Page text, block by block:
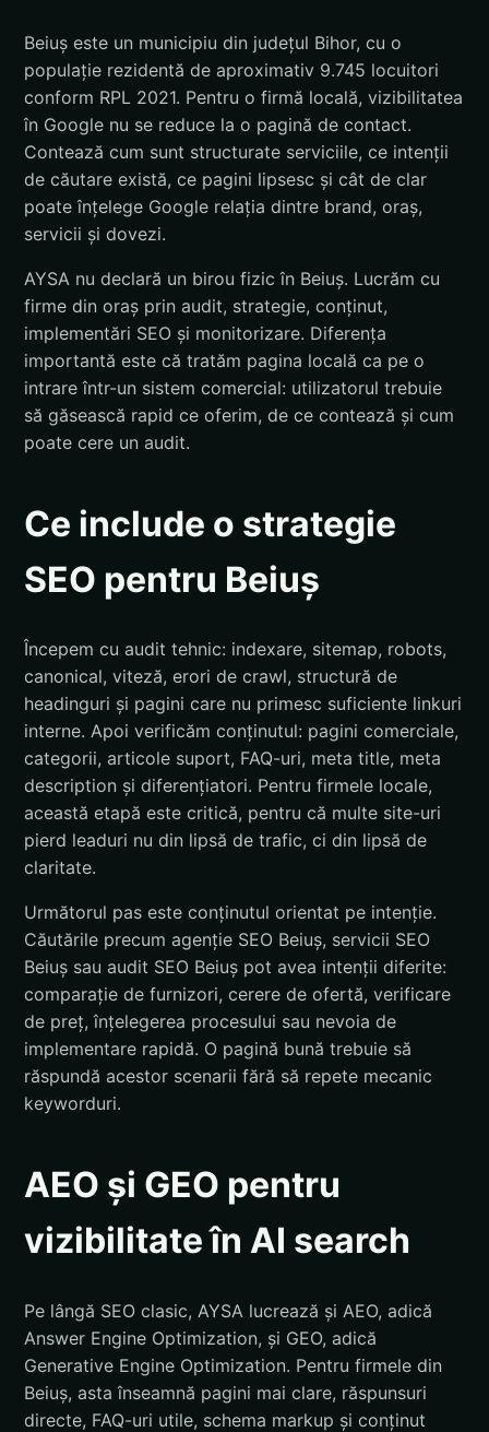
Beiuș este un municipiu din județul Bihor, cu o
populație rezidentă de aproximativ 9.745 locuitori
conform RPL 2021. Pentru o firmă locală, vizibilitatea
în Google nu se reduce la o pagină de contact.
Contează cum sunt structurate serviciile, ce intenții
de căutare există, ce pagini lipsesc și cât de clar
poate înțelege Google relația dintre brand, oraș,
servicii și dovezi.
AYSA nu declară un birou fizic în Beiuș. Lucrăm cu
firme din oraș prin audit, strategie, conținut,
implementări SEO și monitorizare. Diferența
importantă este că tratăm pagina locală ca pe o
intrare într-un sistem comercial: utilizatorul trebuie
să găsească rapid ce oferim, de ce contează și cum
poate cere un audit.
Ce include o strategie
SEO pentru Beiuș
Începem cu audit tehnic: indexare, sitemap, robots,
canonical, viteză, erori de crawl, structură de
headinguri și pagini care nu primesc suficiente linkuri
interne. Apoi verificăm conținutul: pagini comerciale,
categorii, articole suport, FAQ-uri, meta title, meta
description și diferențiatori. Pentru firmele locale,
această etapă este critică, pentru că multe site-uri
pierd leaduri nu din lipsă de trafic, ci din lipsă de
claritate.
Următorul pas este conținutul orientat pe intenție.
Căutările precum agenție SEO Beiuș, servicii SEO
Beiuș sau audit SEO Beiuș pot avea intenții diferite:
comparație de furnizori, cerere de ofertă, verificare
de preț, înțelegerea procesului sau nevoia de
implementare rapidă. O pagină bună trebuie să
răspundă acestor scenarii fără să repete mecanic
keyworduri.
AEO și GEO pentru
vizibilitate în AI search
Pe lângă SEO clasic, AYSA lucrează și AEO, adică
Answer Engine Optimization, și GEO, adică
Generative Engine Optimization. Pentru firmele din
Beiuș, asta înseamnă pagini mai clare, răspunsuri
directe, FAQ-uri utile, schema markup și conținut